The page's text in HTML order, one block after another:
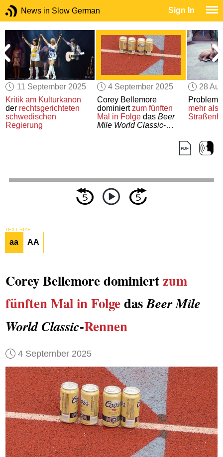
News in Slow German Sign In
11 September 2025
Kritik am Kulturkanon
der rechtsgerichteten
schwedischen
Regierung
4 September 2025
Corey Bellemore
dominiertzum fünften
Mal in Folgedas Beer
Mile World Classic-
28
mehr als
TEXT SIZE
aa AA
Corey Bellemore dominiertzum
fünften Malin FolgedasBeer Mile
World Classic-Rennen
4 September 2025